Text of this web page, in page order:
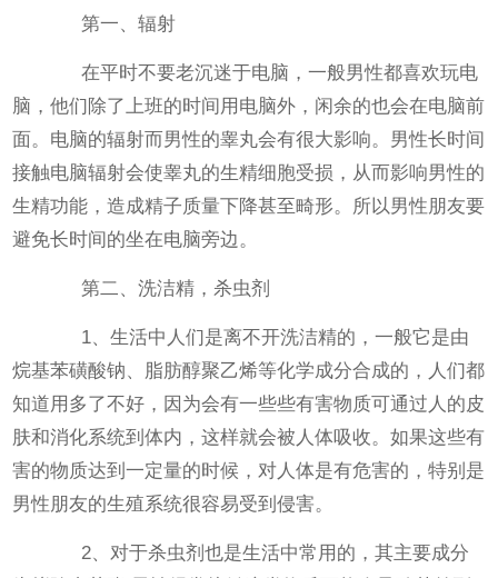
第一、辐射
在平时不要老沉迷于电脑，一般男性都喜欢玩电
脑，他们除了上班的时间用电脑外，闲余的也会在电脑前
面。电脑的辐射而男性的睾丸会有很大影响。男性长时间
接触电脑辐射会使睾丸的生精细胞受损，从而影响男性的
生精功能，造成精子质量下降甚至畸形。所以男性朋友要
避免长时间的坐在电脑旁边。
第二、洗洁精，杀虫剂
1、生活中人们是离不开洗洁精的，一般它是由
烷基苯磺酸钠、脂肪醇聚乙烯等化学成分合成的，人们都
知道用多了不好，因为会有一些些有害物质可通过人的皮
肤和消化系统到体内，这样就会被人体吸收。如果这些有
害的物质达到一定量的时候，对人体是有危害的，特别是
男性朋友的生殖系统很容易受到侵害。
2、对于杀虫剂也是生活中常用的，其主要成分